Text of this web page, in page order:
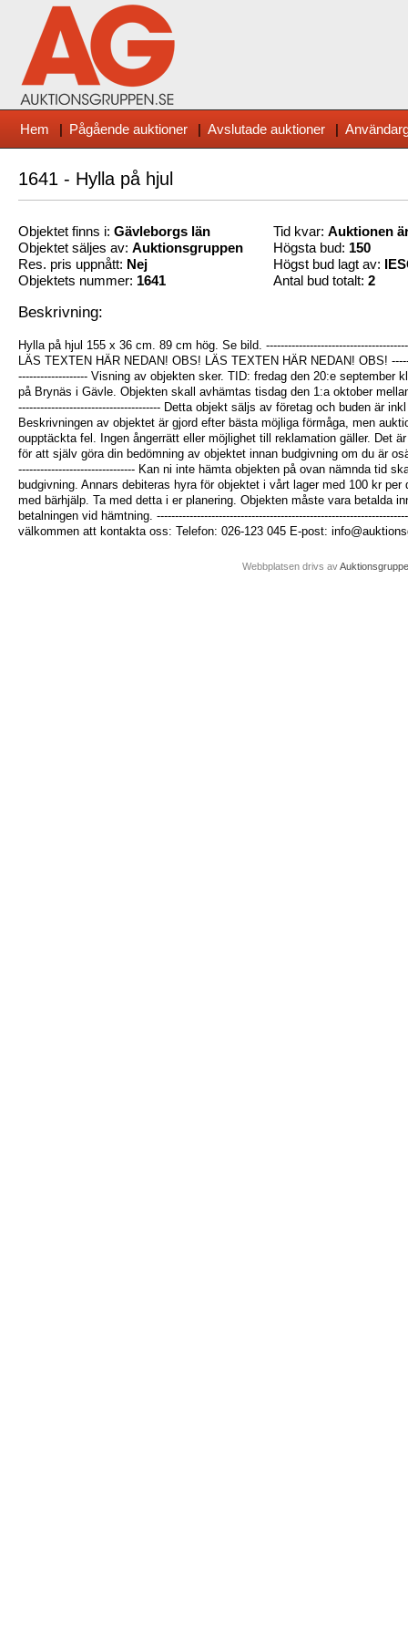
Hem | Pågående auktioner | Avslutade auktioner |
1641 - Hylla på hjul
Objektet finns i: Gävleborgs län
Objektet säljes av: Auktionsgruppen
Res. pris uppnått: Nej
Objektets nummer: 1641
Tid kvar: Auktionen
Högsta bud: 150
Högst bud lagt av:
Antal bud totalt: 2
Beskrivning:
Hylla på hjul 155 x 36 cm. 89 cm hög. Se bild.
LÄS TEXTEN HÄR NEDAN! OBS! LÄS TEXTEN HÄR NEDAN! OBS!
------------------- Visning av objekten sker. TID: fredag den 20:e september
på Brynäs i Gävle. Objekten skall avhämtas tisdag den 1:a oktober
--------------------------------------- Detta objekt säljs av företag och buden är
Beskrivningen av objektet är gjord efter bästa möjliga förmåga, men
oupptäckta fel. Ingen ångerrätt eller möjlighet till reklamation gäller. Det
för att själv göra din bedömning av objektet innan budgivning om du är
-------------------------------- Kan ni inte hämta objekten på ovan nämnda tid
budgivning. Annars debiteras hyra för objektet i vårt lager med 100 kr
med bärhjälp. Ta med detta i er planering. Objekten måste vara betalda
betalningen vid hämtning.
välkommen att kontakta oss: Telefon: 026-123 045 E-post:
Webbplatsen drivs av